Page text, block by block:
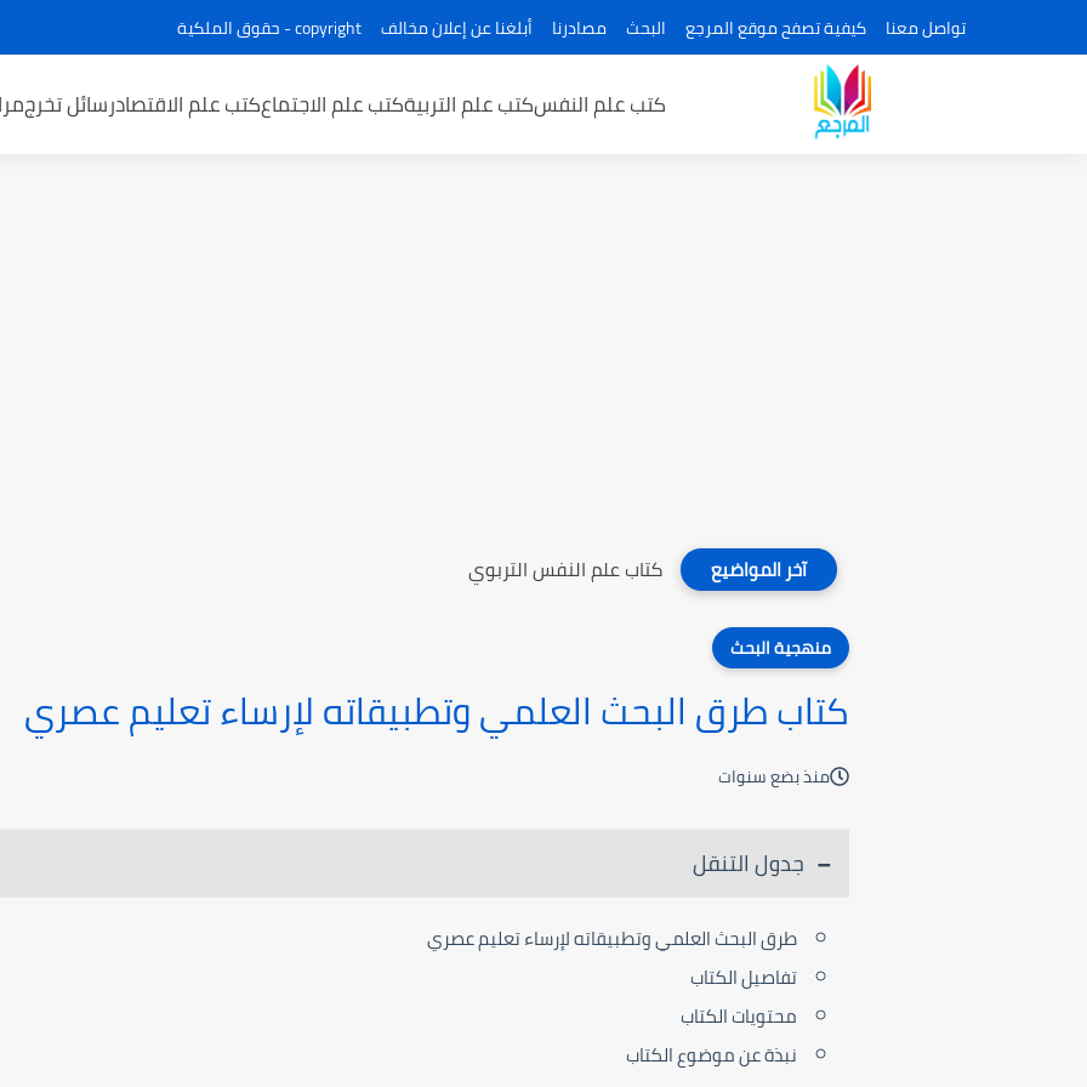
تواصل معنا كيفية تصفح موقع المرجع البحث مصادرنا أبلغنا عن إعلان مخالف copyright - حقوق الملكية
كتب علم النفسكتب علم التربيةكتب علم الاجتماعكتب علم الاقتصادرسائل تخرج
آخر المواضيع كتاب علم النفس التربوي
منهجية البحث
كتاب طرق البحث العلمي وتطبيقاته لإرساء تعليم عصري
منذ بضع سنوات
جدول التنقل
طرق البحث العلمي وتطبيقاته لإرساء تعليم عصري
تفاصيل الكتاب
محتويات الكتاب
نبذة عن موضوع الكتاب